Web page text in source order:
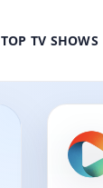
TOP TV SHOWS